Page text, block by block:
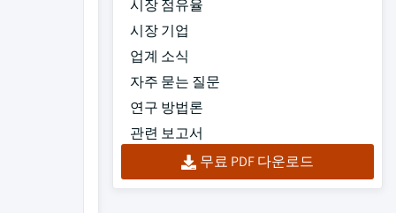
시장 점유율
시장 기업
업계 소식
자주 묻는 질문
연구 방법론
관련 보고서
무료 PDF 다운로드